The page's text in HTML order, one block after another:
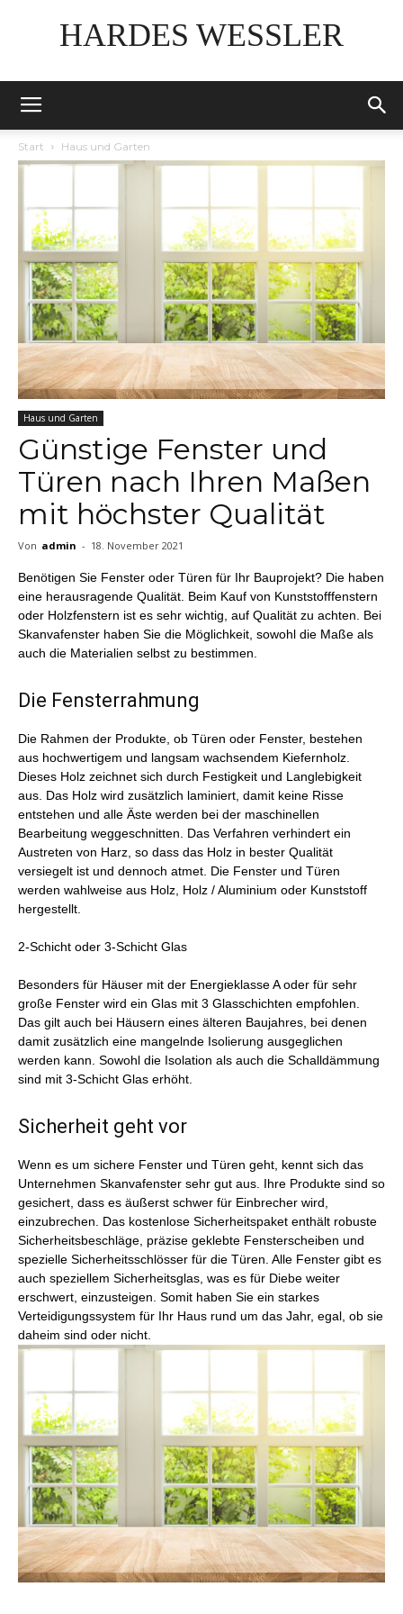
HARDES WESSLER
Start Haus und Garten
Haus und Garten
Günstige Fenster und
Türen nach Ihren Maßen
mit höchster Qualität
Von admin - 18. November 2021
Benötigen Sie Fenster oder Türen für Ihr Bauprojekt? Die haben
eine herausragende Qualität. Beim Kauf von Kunststofffenstern
oder Holzfenstern ist es sehr wichtig, auf Qualität zu achten. Bei
Skanvafenster haben Sie die Möglichkeit, sowohl die Maße als
auch die Materialien selbst zu bestimmen.
Die Fensterrahmung
Die Rahmen der Produkte, ob Türen oder Fenster, bestehen
aus hochwertigem und langsam wachsendem Kiefernholz.
Dieses Holz zeichnet sich durch Festigkeit und Langlebigkeit
aus. Das Holz wird zusätzlich laminiert, damit keine Risse
entstehen und alle Äste werden bei der maschinellen
Bearbeitung weggeschnitten. Das Verfahren verhindert ein
Austreten von Harz, so dass das Holz in bester Qualität
versiegelt ist und dennoch atmet. Die Fenster und Türen
werden wahlweise aus Holz, Holz / Aluminium oder Kunststoff
hergestellt.
2-Schicht oder 3-Schicht Glas
Besonders für Häuser mit der Energieklasse A oder für sehr
große Fenster wird ein Glas mit 3 Glasschichten empfohlen.
Das gilt auch bei Häusern eines älteren Baujahres, bei denen
damit zusätzlich eine mangelnde Isolierung ausgeglichen
werden kann. Sowohl die Isolation als auch die Schalldämmung
sind mit 3-Schicht Glas erhöht.
Sicherheit geht vor
Wenn es um sichere Fenster und Türen geht, kennt sich das
Unternehmen Skanvafenster sehr gut aus. Ihre Produkte sind so
gesichert, dass es äußerst schwer für Einbrecher wird,
einzubrechen. Das kostenlose Sicherheitspaket enthält robuste
Sicherheitsbeschläge, präzise geklebte Fensterscheiben und
spezielle Sicherheitsschlösser für die Türen. Alle Fenster gibt es
auch speziellem Sicherheitsglas, was es für Diebe weiter
erschwert, einzusteigen. Somit haben Sie ein starkes
Verteidigungssystem für Ihr Haus rund um das Jahr, egal, ob sie
daheim sind oder nicht.